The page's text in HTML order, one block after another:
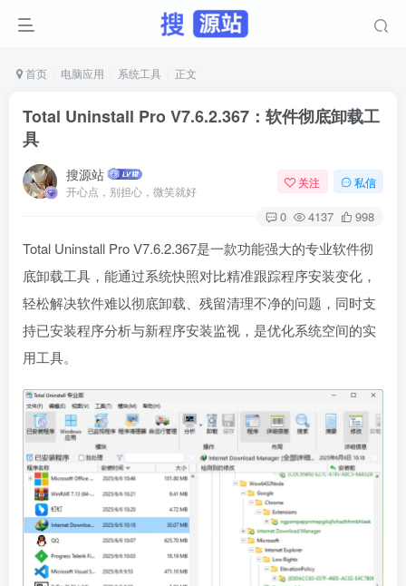
首页 电脑应用 系统工具 正文
Total Uninstall Pro V7.6.2.367：软件彻底卸载工
具
搜源站
开心点，别担心，微笑就好
关注 私信
0 4137 998
Total Uninstall Pro V7.6.2.367是一款功能强大的专业软件彻
底卸载工具，能通过系统快照对比精准跟踪程序安装变化，
轻松解决软件难以彻底卸载、残留清理不净的问题，同时支
持已安装程序分析与新程序安装监视，是优化系统空间的实
用工具。